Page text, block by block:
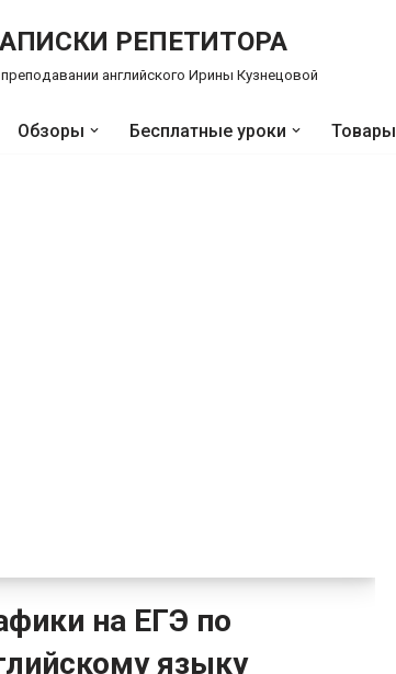
РЕПЕТИТОРА
английского Ирины Кузнецовой
Обзоры Бесплатные уроки Товары
на ЕГЭ по
языку